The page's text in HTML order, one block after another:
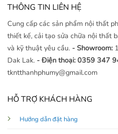
THÔNG TIN LIÊN HỆ
Cung cấp các sản phẩm nội thất
thiết kế, cải tạo sửa chữa nội thất
và kỹ thuật yêu cầu. - Showroom:
Dak Lak. - Điện thoại: 0359 347
tkntthanhphumy@gmail.com
HỖ TRỢ KHÁCH HÀNG
Hướng dẫn đặt hàng